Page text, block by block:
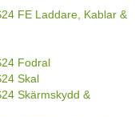
FE Laddare, Kablar &
Fodral
Skal
Skärmskydd &